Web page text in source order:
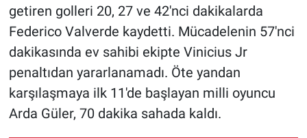
getiren golleri 20, 27 ve 42'nci dakikalarda
Federico Valverde kaydetti. Mücadelenin 57'nci
dakikasında ev sahibi ekipte Vinicius Jr
penaltıdan yararlanamadı. Öte yandan
karşılaşmaya ilk 11'de başlayan milli oyuncu
Arda Güler, 70 dakika sahada kaldı.
Kültür Sanat
Ne demişti
Nedir
Popüler